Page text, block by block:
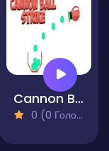
Cannon Ball Strike
0 (0 Голосів)